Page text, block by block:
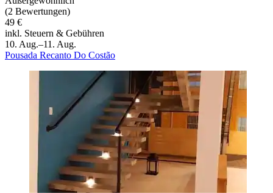
(2 Bewertungen)
49 €
inkl. Steuern & Gebühren
10. Aug.–11. Aug.
Pousada Recanto Do Costão